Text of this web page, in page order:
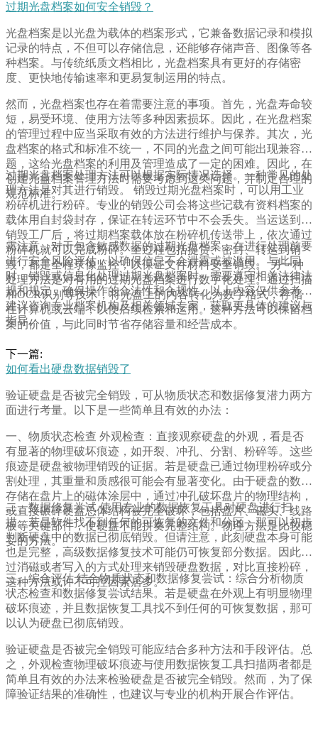
过期光盘档案如何安全销毁？
光盘档案是以光盘为载体的档案形式，它兼备数据记录和模拟
记录的特点，不但可以存储信息，还能够存储声音、图像等各
种档案。与传统纸质文档相比，光盘档案具有更好的存储密
度、更快地传输速率和更易复制运用的特点。
然而，光盘档案也存在着需要注意的事项。首先，光盘寿命较
短，易受环境、使用方法等多种因素损坏。因此，在光盘档案
的管理过程中应当采取有效的方法进行维护与保养。其次，光
盘档案的格式和标准不统一，不同的光盘之间可能出现兼容问
题，这给光盘档案的利用及管理造成了一定的困难。因此，在
创建光盘档案管理方法时需要考虑到这类问题，并制定合理的
规范标准。
过期光盘档案处理方法可以根据实际情况选择。一种常见的处
理方法是对其进行销毁。 销毁过期光盘档案时，可以用工业
粉碎机进行粉碎。专业的销毁公司会将这些记载有资料档案的
载体用自封袋封存，保证在转运环节中不会丢失。当运送到达
销毁工厂后，将过期档案载体放在粉碎机传送带上，依次通过
粉碎机就可以完成粉碎。全过程包括提货、密封、转运到销
毁，都是全程录像监控，以保证文件材料安全销毁。 另一种
处理方法是对有用的过期光盘档案进行数字化处理。通过扫描
和OCR识别等技术，将光盘上的内容转化为数字格式，存储
在计算机或云端，以便后续检索和运用。这种方法可以保留档
案的价值，与此同时节省存储容量和经营成本。
需注意，对于包含敏感数据的过期光盘档案，在进行处理前要
进行安全风险评估，以确保信息不会泄露或被滥用。与此同
时，销毁或信息化处理过期光盘档案时，需要遵守相关法律法
规和规定，确保操作的合法性和合规性。以上内容仅供参考，
建议咨询专业档案机构及相关领域专家，获取更具体的建议与
指导。
下一篇:
如何看出硬盘数据销毁了
验证硬盘是否被完全销毁，可从物质状态和数据修复潜力两方
面进行考量。以下是一些简单且有效的办法：
一、物质状态检查 外观检查：直接观察硬盘的外观，看是否
有显著的物理破坏痕迹，如开裂、冲孔、分割、粉碎等。这些
痕迹是硬盘被物理销毁的证据。若是硬盘已通过物理粉碎或分
割处理，其重量和质感很可能会有显著变化。由于硬盘的数据
存储在盘片上的磁体涂层中，通过冲孔破坏盘片的物理结构，
或直接碾碎硬盘总体结构被完全破坏，包括盘片、磁头、线路
板等关键部件，使硬盘不能拼奏完整结构。物理方法是比较稳
妥的方法。
二、数据修复尝试 使用专业的数据恢复工具对硬盘进行扫
描。若是软件找不到任何的可恢复的文件和分区，那可以初步
判断硬盘中的数据已彻底销毁。但请注意，此刻硬盘本身可能
也是完整，高级数据修复技术可能仍可恢复部分数据。因此通
过消磁或者写入的方式处理来销毁硬盘数据，对比直接粉碎，
这种方法或许不可控因素居多。
三、综合评估 结合物质状态和数据修复尝试：综合分析物质
状态检查和数据修复尝试结果。若是硬盘在外观上有明显物理
破坏痕迹，并且数据恢复工具找不到任何的可恢复数据，那可
以认为硬盘已彻底销毁。
验证硬盘是否被完全销毁可能应结合多种方法和手段评估。总
之，外观检查物理破坏痕迹与使用数据恢复工具扫描两者都是
简单且有效的办法来检验硬盘是否被完全销毁。然而，为了保
障验证结果的准确性，也建议与专业的机构开展合作评估。